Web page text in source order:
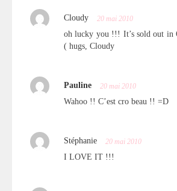
Cloudy 20 mai 2010
oh lucky you !!! It’s sold out in
( hugs, Cloudy
Pauline 20 mai 2010
Wahoo !! C’est cro beau !! =D
Stéphanie 20 mai 2010
I LOVE IT !!!